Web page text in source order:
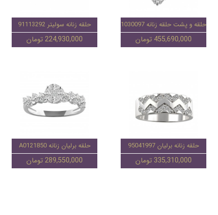
حلقه و پشت حلقه زنانه A1030097
455,690,000 تومان
حلقه زنانه سولیتر 91113292
224,930,000 تومان
حلقه زنانه برلیان 95041997
335,310,000 تومان
حلقه برلیان زنانه A0121850
289,550,000 تومان